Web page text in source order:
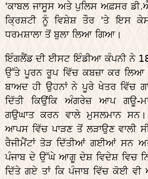
'ਕਾਬਲ ਜਾਸੂਸ ਅਤੇ ਪੁਲਿਸ ਅਫ਼ਸਰ
ਕ੍ਰਿਸ਼ਟੀ ਨੂੰ ਵਿਸ਼ੇਸ਼ ਤੌਰ 'ਤੇ ਇਸ
ਧਰਮਸ਼ਾਲਾ ਤੋਂ ਬੁਲਾ ਲਿਆ ਗਿਆ।
ਇੰਗਲੈਂਡ ਦੀ ਈਸਟ ਇੰਡੀਆ ਕੰਪਨੀ ਨੇ
ਉੱਤੇ ਪੂਰਨ ਰੂਪ ਵਿੱਚ ਕਬਜ਼ਾ ਕਰ ਲਿਆ
ਬਾਅਦ ਹੀ ਉਹਨਾਂ ਨੇ ਪੂਰੇ ਖੇਤਰ ਵਿੱਚ
ਦਿੱਤੀ ਕਿਉਂਕਿ ਅੰਗਰੇਜ਼ ਆਪ ਗਊ-
ਗਉਘਾਤ ਕਰਨ ਵਾਲੇ ਮੁਸਲਮਾਨ
ਆਪਸ ਵਿੱਚ ਪਾੜਣ ਤੋਂ ਲੜਾਉਣ ਵਾਲੀ
ਰੈਜੀਮੈਂਟਾਂ ਤੋੜ ਦਿੱਤੀਆਂ ਗਈਆਂ ਸਨ
ਪੰਜਾਬ ਦੇ ਉੱਘੇ ਆਗੂ ਦੇਸ਼ ਵਿਦੇਸ਼ ਵਿਚ
ਦਿੱਤੇ ਗਏ ਤਾਂ ਕਿ ਪੰਜਾਬ ਵਿੱਚ ਕੋਈ ਵੀ